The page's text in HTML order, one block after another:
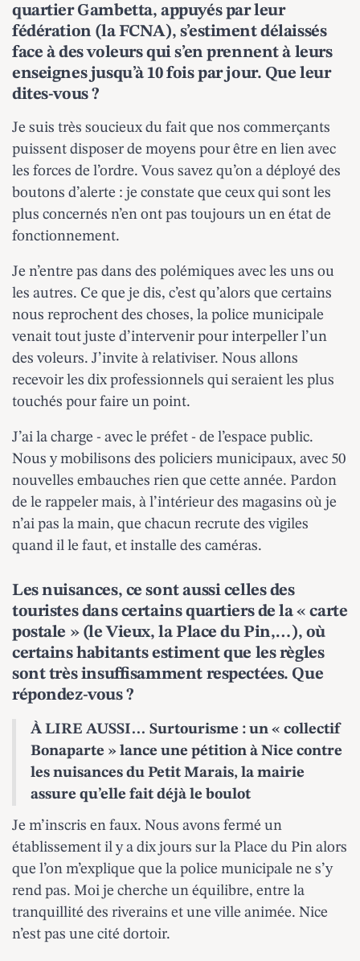
quartier Gambetta, appuyés par leur
fédération (la FCNA), s’estiment délaissés
face à des voleurs qui s’en prennent à leurs
enseignes jusqu’à 10 fois par jour. Que leur
dites-vous ?
Je suis très soucieux du fait que nos commerçants
puissent disposer de moyens pour être en lien avec
les forces de l’ordre. Vous savez qu’on a déployé des
boutons d’alerte : je constate que ceux qui sont les
plus concernés n’en ont pas toujours un en état de
fonctionnement.
Je n’entre pas dans des polémiques avec les uns ou
les autres. Ce que je dis, c’est qu’alors que certains
nous reprochent des choses, la police municipale
venait tout juste d’intervenir pour interpeller l’un
des voleurs. J’invite à relativiser. Nous allons
recevoir les dix professionnels qui seraient les plus
touchés pour faire un point.
J’ai la charge - avec le préfet - de l’espace public.
Nous y mobilisons des policiers municipaux, avec 50
nouvelles embauches rien que cette année. Pardon
de le rappeler mais, à l’intérieur des magasins où je
n’ai pas la main, que chacun recrute des vigiles
quand il le faut, et installe des caméras.
Les nuisances, ce sont aussi celles des
touristes dans certains quartiers de la « carte
postale » (le Vieux, la Place du Pin,…), où
certains habitants estiment que les règles
sont très insuffisamment respectées. Que
répondez-vous ?
À LIRE AUSSI… Surtourisme : un « collectif
Bonaparte » lance une pétition à Nice contre
les nuisances du Petit Marais, la mairie
assure qu’elle fait déjà le boulot
Je m’inscris en faux. Nous avons fermé un
établissement il y a dix jours sur la Place du Pin alors
que l’on m’explique que la police municipale ne s’y
rend pas. Moi je cherche un équilibre, entre la
tranquillité des riverains et une ville animée. Nice
n’est pas une cité dortoir.